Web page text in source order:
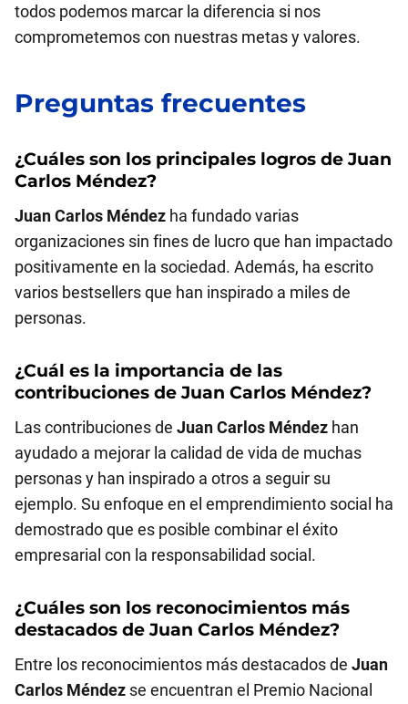
todos podemos marcar la diferencia si nos
comprometemos con nuestras metas y valores.
Preguntas frecuentes
¿Cuáles son los principales logros deJuan
Carlos Méndez?
Juan Carlos Méndez ha fundado varias
organizaciones sin fines de lucro que han impactado
positivamente en la sociedad. Además, ha escrito
varios bestsellers que han inspirado a miles de
personas.
¿Cuál es la importancia de las
contribuciones deJuan Carlos Méndez?
Las contribuciones de Juan Carlos Méndez han
ayudado a mejorar la calidad de vida de muchas
personas y han inspirado a otros a seguir su
ejemplo. Su enfoque en el emprendimiento social ha
demostrado que es posible combinar el éxito
empresarial con la responsabilidad social.
¿Cuáles son los reconocimientos más
destacados deJuan Carlos Méndez?
Entre los reconocimientos más destacados de Juan
Carlos Méndez se encuentran el Premio Nacional